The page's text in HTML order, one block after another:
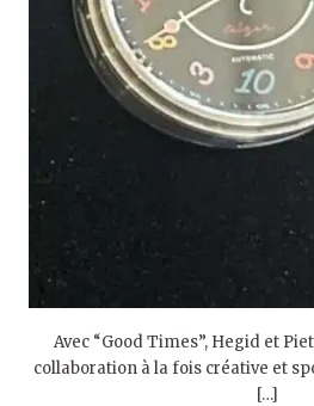
Avec “Good Times”, Hegid et
collaboration à la fois créative et
[…]